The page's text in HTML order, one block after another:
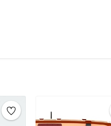
Bu nedenledış mekan
dirençlidir. Bu stickerlar, araç
reklam, logo tanıtımı, spor takımı
kullanılabilirler.